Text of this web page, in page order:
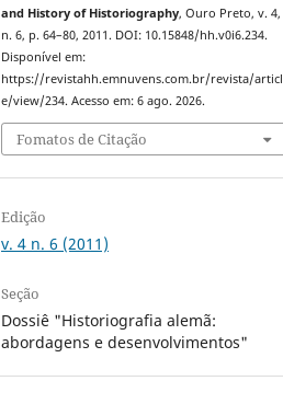
and History of Historiography, Ouro Preto, v. 4,
n. 6, p. 64–80, 2011. DOI: 10.15848/hh.v0i6.234.
Disponível em:
https://revistahh.emnuvens.com.br/revista/articl
e/view/234. Acesso em: 6 ago. 2026.
Fomatos de Citação
Edição
v. 4 n. 6 (2011)
Seção
Dossiê "Historiografia alemã:
abordagens e desenvolvimentos"